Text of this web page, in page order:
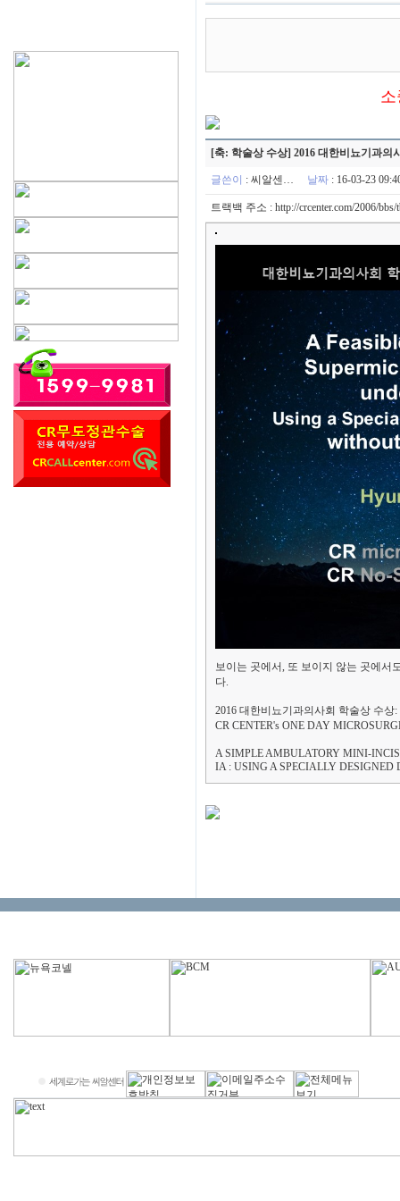
소
[축: 학술상 수상] 2016 대한비뇨기과의
글쓴이 : 씨알센… 날짜 : 16-03-23
트랙백 주소 : http://crcenter.com/2006/
보이는 곳에서, 또 보이지 않는 곳에서
다.
2016 대한비뇨기과의사회 학술상 수상:
CR CENTER's ONE DAY
A SIMPLE AMBULATORY MINI-
IA : USING A SPECIALLY